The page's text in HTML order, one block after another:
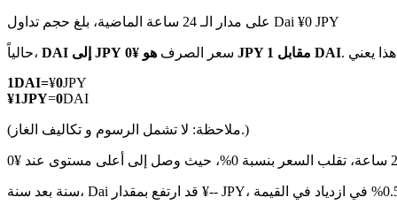
TradFi
مشتقات الأسهم والعملات الأجنبية والمعادن الثمينة والسلع
على مدار الـ 24 ساعة الماضية، بلغ حجم تداول Dai ¥0 JPY
حالياً، DAI إلى JPY سعر الصرف هو ¥0 JPY مقابل 1 DAI
1DAI=¥0JPY
¥1JPY=0DAI
(ملاحظة: لا تشمل الرسوم و تكاليف الغاز.)